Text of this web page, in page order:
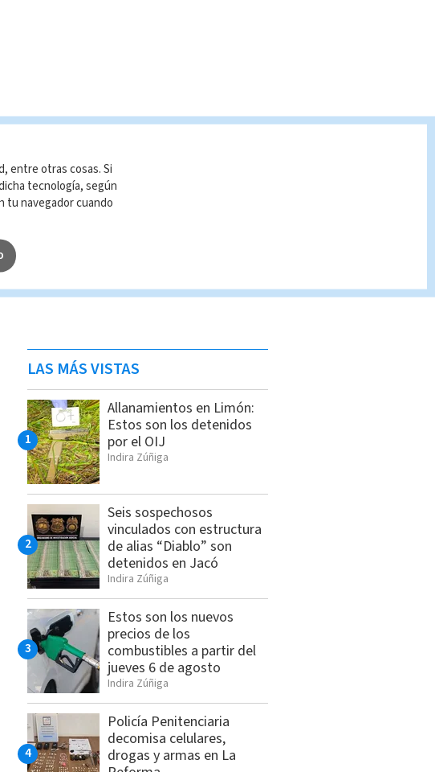
LAS MÁS VISTAS
Allanamientos en Limón:
Estos son los detenidos
por el OIJ
Indira Zúñiga
Seis sospechosos
vinculados con estructura
de alias “Diablo” son
detenidos en Jacó
Indira Zúñiga
Estos son los nuevos
precios de los
combustibles a partir del
jueves 6 de agosto
Indira Zúñiga
Policía Penitenciaria
decomisa celulares,
drogas y armas en La
entre otras cosas. Si
tecnología, según
tu navegador cuando